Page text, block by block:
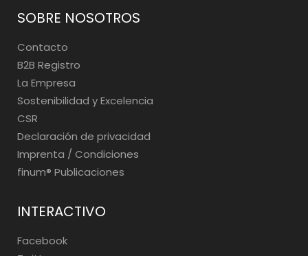
SOBRE NOSOTROS
Contacto
B2B Registro
La Empresa
Sostenibilidad y Excelencia
CSR
Declaración de privacidad
Imprenta / Condiciones
finum®️ Publicaciones
INTERACTIVO
Facebook